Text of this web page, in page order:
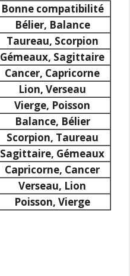
Bonne compatibilité
Bélier, Balance
Taureau, Scorpion
Gémeaux, Sagittaire
Cancer, Capricorne
Lion, Verseau
Vierge, Poisson
Balance, Bélier
Scorpion, Taureau
Sagittaire, Gémeaux
Capricorne, Cancer
Verseau, Lion
Poisson, Vierge